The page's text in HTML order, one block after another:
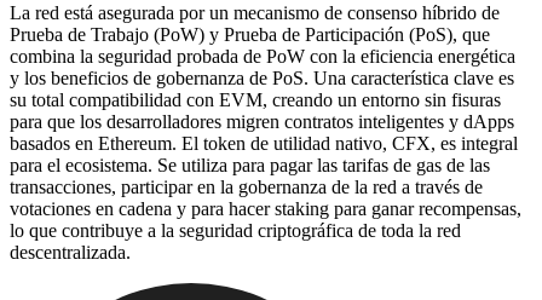
La red está asegurada por un mecanismo de consenso híbrido de
Prueba de Trabajo (PoW) y Prueba de Participación (PoS), que
combina la seguridad probada de PoW con la eficiencia energética
y los beneficios de gobernanza de PoS. Una característica clave es
su total compatibilidad con EVM, creando un entorno sin fisuras
para que los desarrolladores migren contratos inteligentes y dApps
basados en Ethereum. El token de utilidad nativo, CFX, es integral
para el ecosistema. Se utiliza para pagar las tarifas de gas de las
transacciones, participar en la gobernanza de la red a través de
votaciones en cadena y para hacer staking para ganar recompensas,
lo que contribuye a la seguridad criptográfica de toda la red
descentralizada.